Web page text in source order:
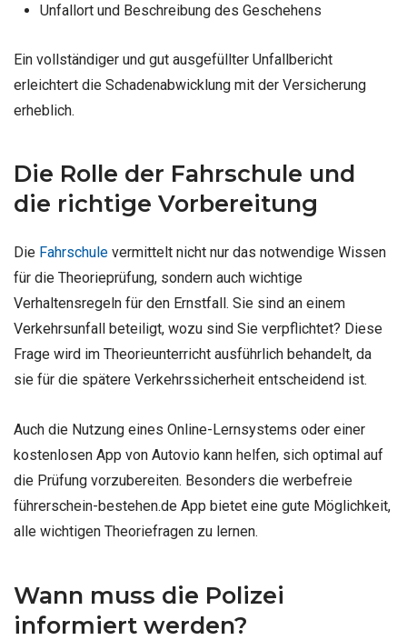
Unfallort und Beschreibung des Geschehens
Ein vollständiger und gut ausgefüllter Unfallbericht
erleichtert die Schadenabwicklung mit der Versicherung
erheblich.
Die Rolle der Fahrschule und
die richtige Vorbereitung
Die Fahrschule vermittelt nicht nur das notwendige Wissen
für die Theorieprüfung, sondern auch wichtige
Verhaltensregeln für den Ernstfall. Sie sind an einem
Verkehrsunfall beteiligt, wozu sind Sie verpflichtet? Diese
Frage wird im Theorieunterricht ausführlich behandelt, da
sie für die spätere Verkehrssicherheit entscheidend ist.
Auch die Nutzung eines Online-Lernsystems oder einer
kostenlosen App von Autovio kann helfen, sich optimal auf
die Prüfung vorzubereiten. Besonders die werbefreie
führerschein-bestehen.de App bietet eine gute Möglichkeit,
alle wichtigen Theoriefragen zu lernen.
Wann muss die Polizei
informiert werden?